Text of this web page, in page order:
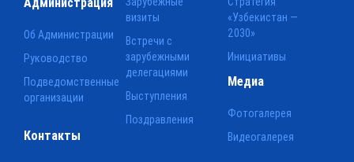
визиты
Встречи с
зарубежными
делегациями
Выступления
Поздравления
«Узбекистан —
2030»
Инициативы
Об Администрации
Руководство
Подведомственные
организации
Медиа
Фотогалерея
Видеогалерея
Контакты